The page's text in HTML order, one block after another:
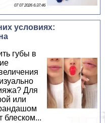
07 07 2026 6:37:46
условиях:
губы в
Для
или
блеском...